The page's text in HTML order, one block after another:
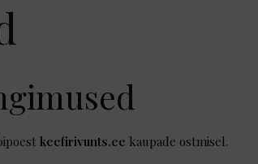
keefirivunts.ee kaupade ostmisel.